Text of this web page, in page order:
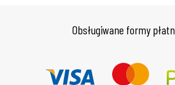
Obsługiwane formy